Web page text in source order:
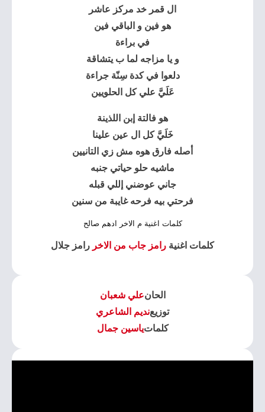
ال قمر خد مركز عاشر
هو فين و الباقي فين
في براءة
و يا مزاجه لما ب يتشاقة
دلعوا في كدة سِنّة جراءة
عَلَيَّ علي كل الحلويين
هو فالتة إبن اللذينة
خَلَيَّ كل ال عين علينا
أصله فارق هوه مش زي التانيين
ماشيه حلو حياتي جنبه
جاني عوضني إللي قبله
فرحتي بيه فرحه غايبة من سنين
كلمات اغنية م الاخر ادهم صالح
كلمات اغنية رامز جاب من الاخر رامز جلال
الحانعلي شعبان
توزيعنديم الشاعري
كلماتياسين جمال